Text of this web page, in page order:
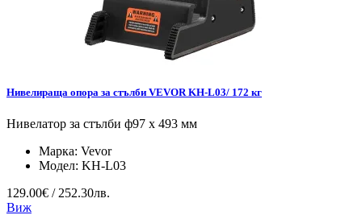
Нивелираща опора за стълби VEVOR KH-L03/ 172 кг
Нивелатор за стълби ф97 x 493 мм
Марка: Vevor
Модел: KH-L03
129.00€ / 252.30лв.
Виж